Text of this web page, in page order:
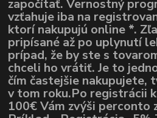
započítať. Vernostný
vzťahuje iba na
ktorí nakupujú online *.
pripísané až po uplynutí
prípad, že by ste s
chceli ho vrátiť. Je to
čím častejšie nakupujete,
v tom roku.Po registrácii
100€ Vám zvýši perconto